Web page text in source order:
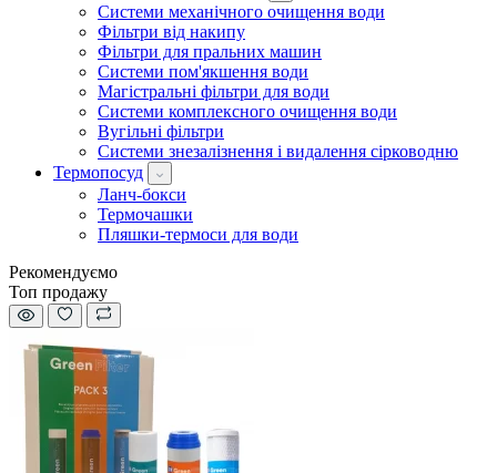
Системи механічного очищення води
Фільтри від накипу
Фільтри для пральних машин
Системи пом'якшення води
Магістральні фільтри для води
Системи комплексного очищення води
Вугільні фільтри
Системи знезалізнення і видалення сірководню
Термопосуд
Ланч-бокси
Термочашки
Пляшки-термоси для води
Рекомендуємо
Топ продажу